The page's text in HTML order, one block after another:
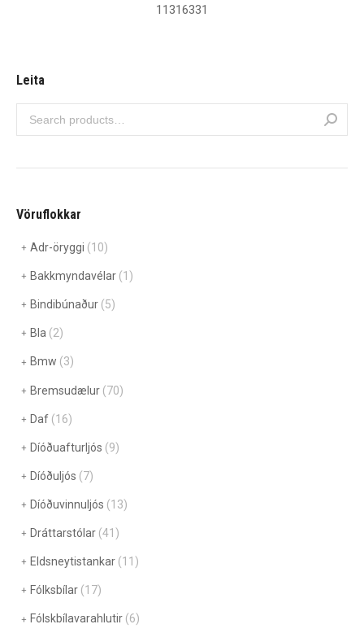
11316331
Leita
Vöruflokkar
Adr-öryggi (10)
Bakkmyndavélar (1)
Bindibúnaður (5)
Bla (2)
Bmw (3)
Bremsudælur (70)
Daf (16)
Díóðuafturljós (9)
Díóðuljós (7)
Díóðuvinnuljós (13)
Dráttarstólar (41)
Eldsneytistankar (11)
Fólksbílar (17)
Fólskbílavarahlutir (6)